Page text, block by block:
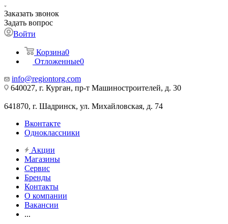
Заказать звонок
Задать вопрос
Войти
Корзина0
Отложенные0
info@regiontorg.com
640027, г. Курган, пр-т Машиностроителей, д. 30
641870, г. Шадринск, ул. Михайловская, д. 74
Вконтакте
Одноклассники
Акции
Магазины
Сервис
Бренды
Контакты
О компании
Вакансии
...